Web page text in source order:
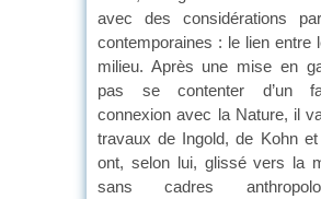
avec des considérations
contemporaines : le lien entre
milieu. Après une mise en
pas se contenter d’un
connexion avec la Nature, il
travaux de Ingold, de Kohn
ont, selon lui, glissé vers la
sans cadres